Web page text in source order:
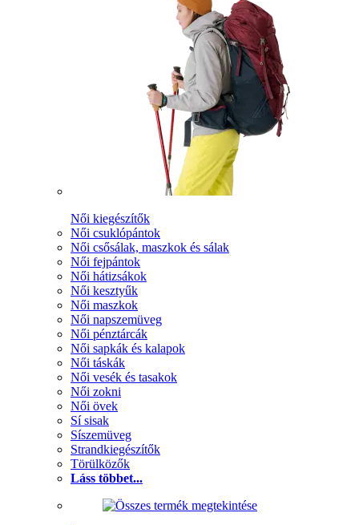
Női kiegészítők
Női csuklópántok
Női csősálak, maszkok és sálak
Női fejpántok
Női hátizsákok
Női kesztyűk
Női maszkok
Női napszemüveg
Női pénztárcák
Női sapkák és kalapok
Női táskák
Női vesék és tasakok
Női zokni
Női övek
Sí sisak
Síszemüveg
Strandkiegészítők
Törülközők
Láss többet...